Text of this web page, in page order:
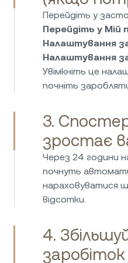
та регулюються.
пасивного доходу
Я користуюся Nexo
роки й мушу
дуже високих
криптовалюти та
хороші стандарти
обслуговування
задоволений
Перейдіть у
Перейдіть у Мій
Налаштування
Налаштування
Увімкніть це
почніть
3.
зростає
Через 24 години
почнуть
нараховуватися
відсотки.
4.
заробіток